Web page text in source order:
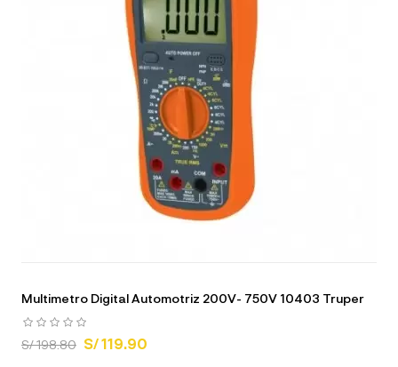
Multimetro Digital Automotriz 200V- 750V 10403 Truper
S/ 198.80 S/ 119.90